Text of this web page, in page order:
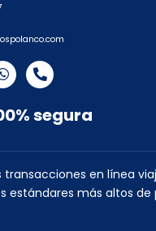
W
h
a
t
s
p
P
h
o
n
e
a
t
segura
transacciones en línea
estándares más altos